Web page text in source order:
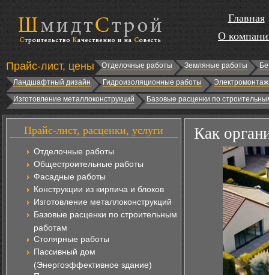
Главная
О
Прайс-лист, цены Отделочные работы Земляные работы
Ландшафтный дизайн
Гидроизоляционные работы
Изготовление металлоконструкций
Базовые расценки по
Прайс-лист, расценки, услуги
Отделочные работы
Общестроительные работы
Фасадные работы
Конструкции из кирпича и блоков
Изготовление металлоконструкций
Базовые расценки по строительным
работам
Столярные работы
Пассивный дом
(Энергоэффективное здание)
Как